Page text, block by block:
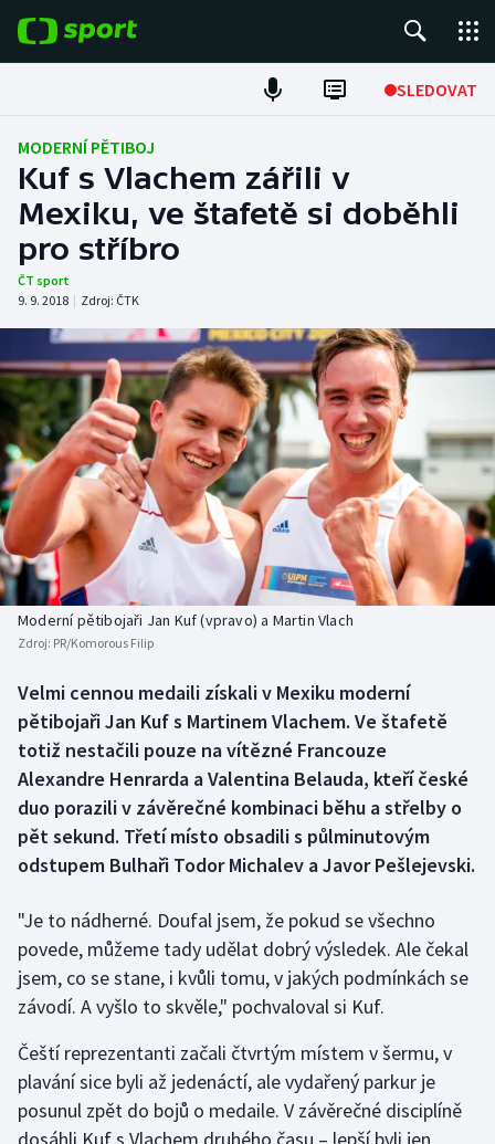
SLEDOVAT
Fotbal
Hokej
Tenis
Atletika
Cyklistika
DALŠÍ SPORTY
Americký fotbal
Baseball a softbal
Basketbal
Biatlon
Box
Curling
Dostihy
Florbal
Golf
Gymnastika
Házená
NEPŘEHLÉDNĚTE
Soutěže
Historické návraty
Aplikace ČT sport
MODERNÍ PĚTIBOJ
Kuf s Vlachem zářili v
Mexiku, ve štafetě si doběhli
pro stříbro
ČT sport
9. 9. 2018 | Zdroj: ČTK
Moderní pětibojaři Jan Kuf (vpravo) a Martin Vlach
Zdroj: PR/Komorous Filip
Velmi cennou medaili získali v Mexiku moderní
pětibojaři Jan Kuf s Martinem Vlachem. Ve štafetě
totiž nestačili pouze na vítězné Francouze
Alexandre Henrarda a Valentina Belauda, kteří české
duo porazili v závěrečné kombinaci běhu a střelby o
pět sekund. Třetí místo obsadili s půlminutovým
odstupem Bulhaři Todor Michalev a Javor Pešlejevski.
"Je to nádherné. Doufal jsem, že pokud se všechno
povede, můžeme tady udělat dobrý výsledek. Ale čekal
jsem, co se stane, i kvůli tomu, v jakých podmínkách se
závodí. A vyšlo to skvěle," pochvaloval si Kuf.
Čeští reprezentanti začali čtvrtým místem v šermu, v
plavání sice byli až jedenáctí, ale vydařený parkur je
posunul zpět do bojů o medaile. V závěrečné disciplíně